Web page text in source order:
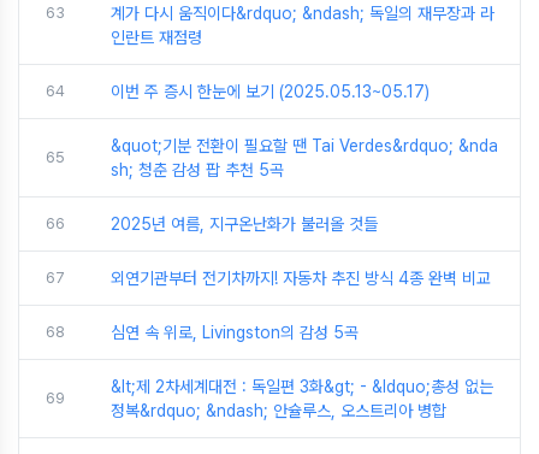
63
계가 다시 움직이다&rdquo; &ndash; 독일의 재무장과 라
인란트 재점령
64 이번 주 증시 한눈에 보기 (2025.05.13~05.17)
65
&quot;기분 전환이 필요할 땐 Tai Verdes&rdquo; &nda
sh; 청춘 감성 팝 추천 5곡
66 2025년 여름, 지구온난화가 불러올 것들
67 외연기관부터 전기차까지! 자동차 추진 방식 4종 완벽 비교
68 심연 속 위로, Livingston의 감성 5곡
69
&lt;제 2차세계대전 : 독일편 3화&gt; - &ldquo;총성 없는
정복&rdquo; &ndash; 안슐루스, 오스트리아 병합